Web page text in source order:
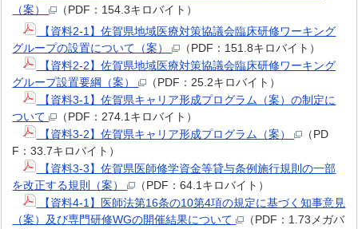
（案）
（PDF：154.3キロバイト）
【資料2-1】佐賀県地域医療対策協議会臨床研修ワーキング
グループの設置について（案）
（PDF：151.8キロバイト）
【資料2-2】佐賀県地域医療対策協議会臨床研修ワーキング
グループ設置要綱（案）
（PDF：25.2キロバイト）
【資料3-1】佐賀県キャリア形成プログラム（案）の制定に
ついて
（PDF：274.1キロバイト）
【資料3-2】佐賀県キャリア形成プログラム（案）
（PD
F：33.7キロバイト）
【資料3-3】佐賀県医師修学資金等貸与条例施行規則の一部
を改正する規則（案）
（PDF：64.1キロバイト）
【資料4-1】医師法第16条の10第4項の規定に基づく知事意見
（案）及び専門研修WGの開催結果について
（PDF：1.73メガバ